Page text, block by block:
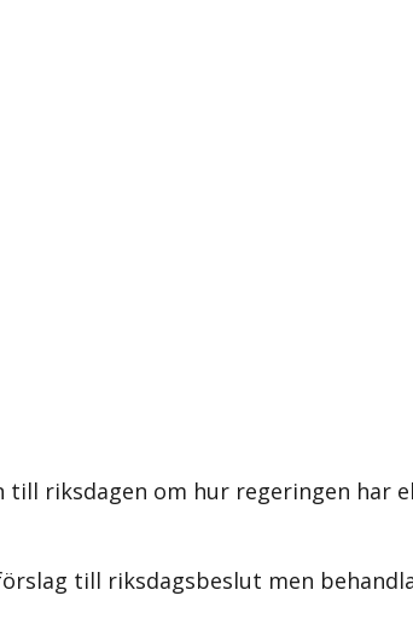
till riksdagen om hur regeringen
till riksdagsbeslut men